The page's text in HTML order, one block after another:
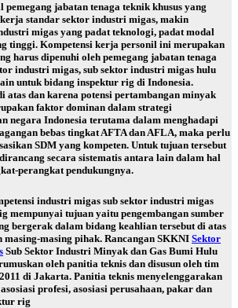
jabatan tenaga teknik khusus yang
standar sektor industri migas, makin
migas yang padat teknologi, padat modal
tinggi. Kompetensi kerja personil ini merupakan
harus dipenuhi oleh pemegang jabatan tenaga
industri migas, sub sektor industri migas hulu
untuk bidang inspektur rig di Indonesia.
atas dan karena potensi pertambangan minyak
faktor dominan dalam strategi
negara Indonesia terutama dalam menghadapi
bebas tingkat AFTA dan AFLA, maka perlu
SDM yang kompeten. Untuk tujuan tersebut
secara sistematis antara lain dalam hal
perangkat pendukungnya.
industri migas sub sektor industri migas
mempunyai tujuan yaitu pengembangan sumber
bergerak dalam bidang keahlian tersebut di atas
masing-masing pihak. Rancangan SKKNI Sektor
Sub Sektor Industri Minyak dan Gas Bumi Hulu
oleh panitia teknis dan disusun oleh tim
di Jakarta. Panitia teknis menyelenggarakan
profesi, asosiasi perusahaan, pakar dan
rig